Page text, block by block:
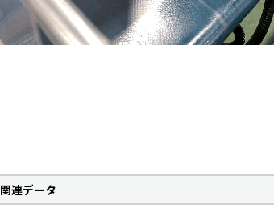
関連データ